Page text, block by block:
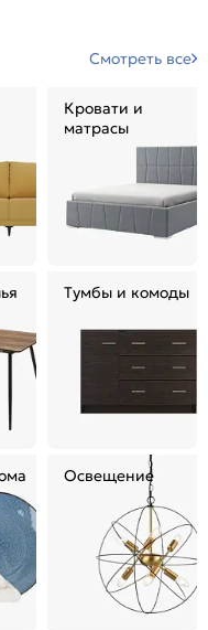
Смотреть все
Кровати и
матрасы
Тумбы и комоды
Освещение